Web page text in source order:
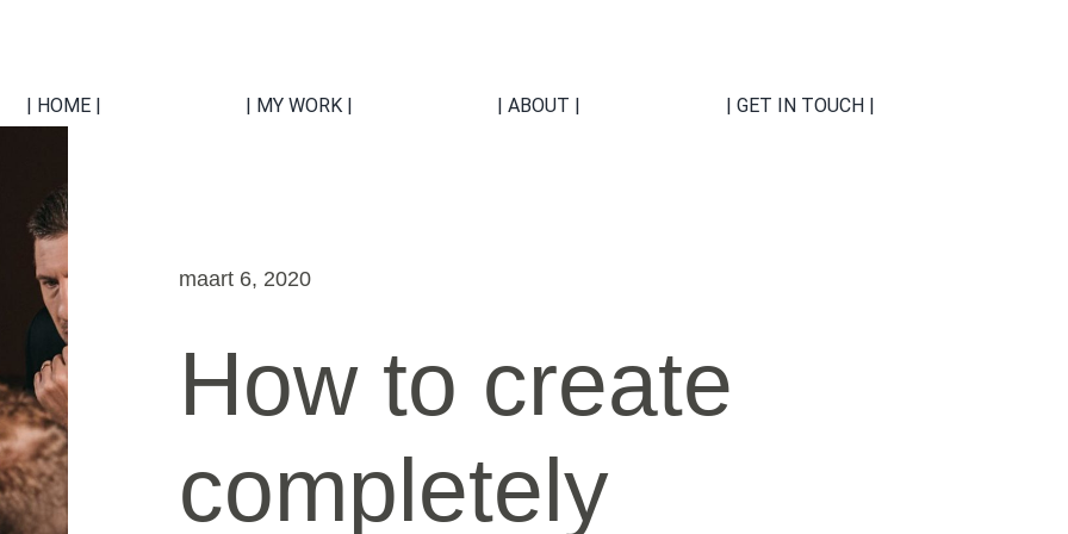
| HOME | | MY WORK | | ABOUT | | GET IN TOUCH |
maart 6, 2020
How to create
completely